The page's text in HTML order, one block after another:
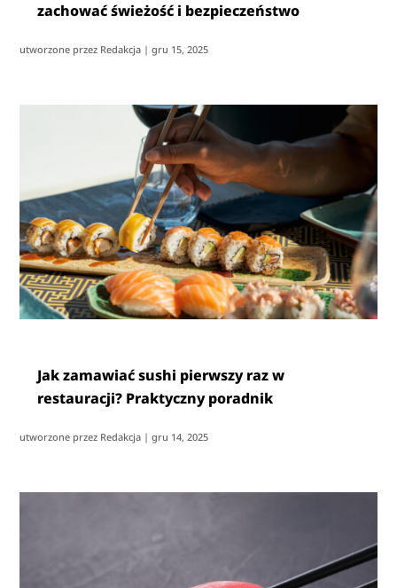
zachować świeżość i bezpieczeństwo
utworzone przez Redakcja |gru 15, 2025
Jak zamawiać sushi pierwszy raz w
restauracji? Praktyczny poradnik
utworzone przez Redakcja |gru 14, 2025